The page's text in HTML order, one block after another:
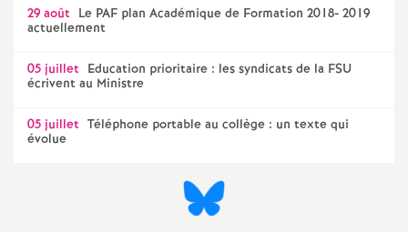
e
s
E
29 août Le PAF plan Académique de Formation 2018- 2019
actuellement
05 juillet Education prioritaire : les syndicats de la FSU
écrivent au Ministre
05 juillet Téléphone portable au collège : un texte qui
évolue